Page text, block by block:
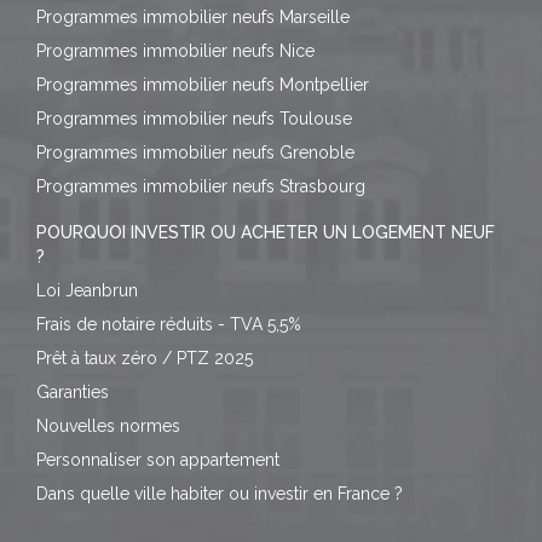
Programmes immobilier neufs Marseille
Programmes immobilier neufs Nice
Programmes immobilier neufs Montpellier
Programmes immobilier neufs Toulouse
Programmes immobilier neufs Grenoble
Programmes immobilier neufs Strasbourg
POURQUOI INVESTIR OU ACHETER UN LOGEMENT NEUF
?
Loi Jeanbrun
Frais de notaire réduits - TVA 5,5%
Prêt à taux zéro / PTZ 2025
Garanties
Nouvelles normes
Personnaliser son appartement
Dans quelle ville habiter ou investir en France ?